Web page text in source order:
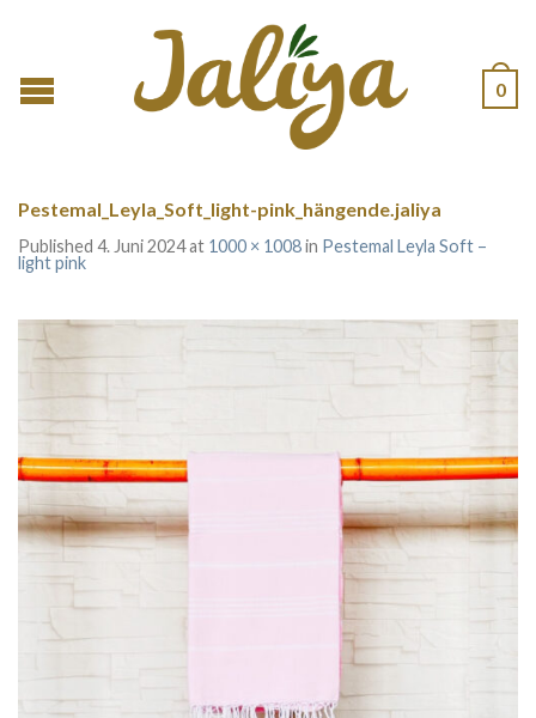
0
Pestemal_Leyla_Soft_light-pink_hängende.jaliya
Published 4. Juni 2024at 1000 × 1008in Pestemal Leyla Soft –
light pink